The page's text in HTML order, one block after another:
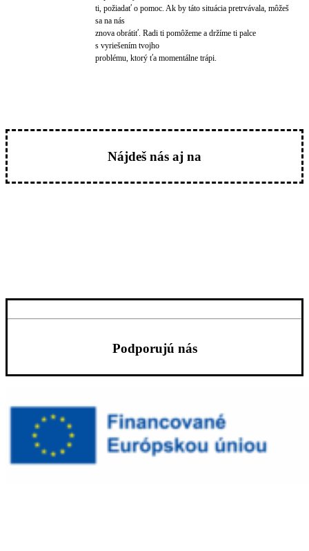
ti, požiadať o pomoc. Ak by táto situácia pretrvávala, môžeš
sa na nás
znova obrátiť. Radi ti pomôžeme a držíme ti palce
s vyriešením tvojho
problému, ktorý ťa momentálne trápi.
Nájdeš nás aj na
Podporujú nás